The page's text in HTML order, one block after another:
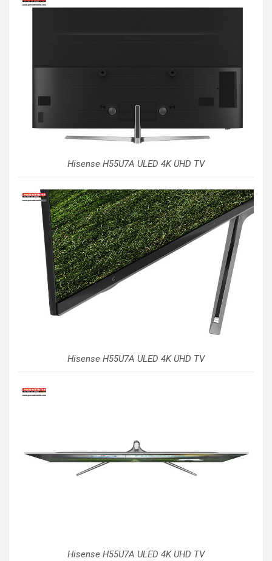
Hisense H55U7A ULED 4K UHD TV
Hisense H55U7A ULED 4K UHD TV
Hisense H55U7A ULED 4K UHD TV